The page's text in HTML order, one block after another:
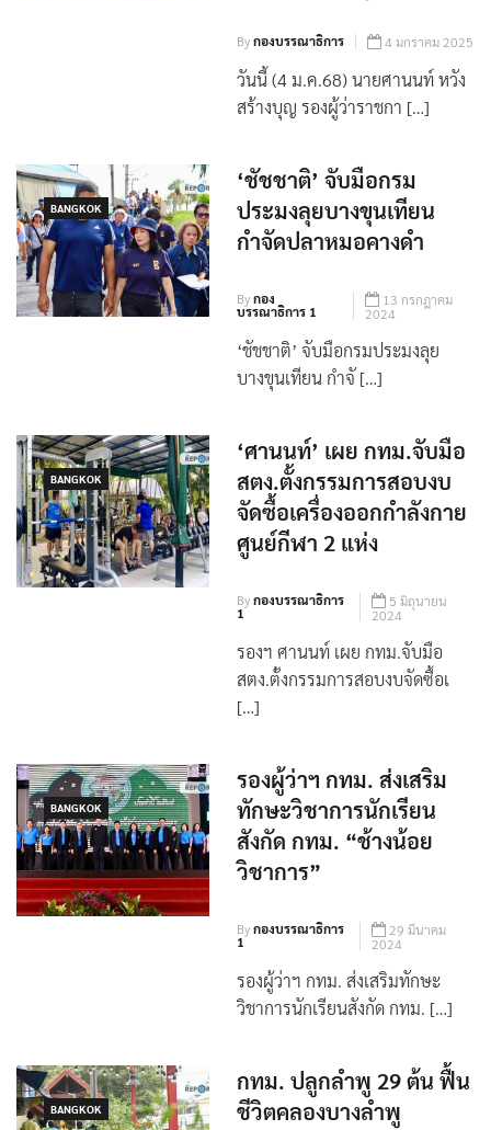
Byกองบรรณาธิการ 4 มกราคม 2025
วันนี้ (4 ม.ค.68) นายศานนท์ หวัง
สร้างบุญ รองผู้ว่าราชกา […]
BANGKOK
‘ชัชชาติ’ จับมือกรม
ประมงลุยบางขุนเทียน
กำจัดปลาหมอคางดำ
Byกอง
บรรณาธิการ 1
13 กรกฎาคม
2024
‘ชัชชาติ’ จับมือกรมประมงลุย
บางขุนเทียน กำจั […]
BANGKOK
‘ศานนท์’ เผย กทม.จับมือ
สตง.ตั้งกรรมการสอบงบ
จัดซื้อเครื่องออกกำลังกาย
ศูนย์กีฬา 2 แห่ง
Byกองบรรณาธิการ
1
5 มิถุนายน
2024
รองฯ ศานนท์ เผย กทม.จับมือ
สตง.ตั้งกรรมการสอบงบจัดซื้อเ
[…]
BANGKOK
รองผู้ว่าฯ กทม. ส่งเสริม
ทักษะวิชาการนักเรียน
สังกัด กทม. “ช้างน้อย
วิชาการ”
Byกองบรรณาธิการ
1
29 มีนาคม
2024
รองผู้ว่าฯ กทม. ส่งเสริมทักษะ
วิชาการนักเรียนสังกัด กทม. […]
BANGKOK
กทม. ปลูกลำพู 29 ต้น ฟื้น
ชีวิตคลองบางลำพู